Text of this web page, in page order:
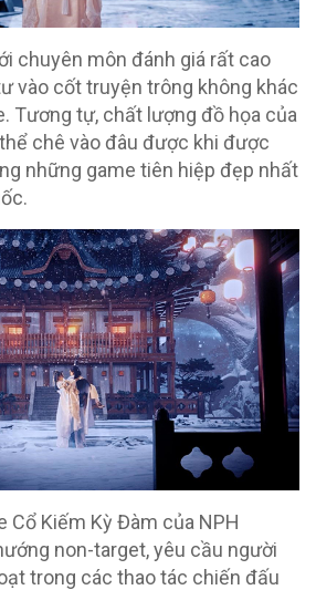
chuyên môn đánh giá rất cao
vào cốt truyện trông không khác
Tương tự, chất lượng đồ họa của
chê vào đâu được khi được
những game tiên hiệp đẹp nhất
Cổ Kiếm Kỳ Đàm của NPH
non-target, yêu cầu người
trong các thao tác chiến đấu